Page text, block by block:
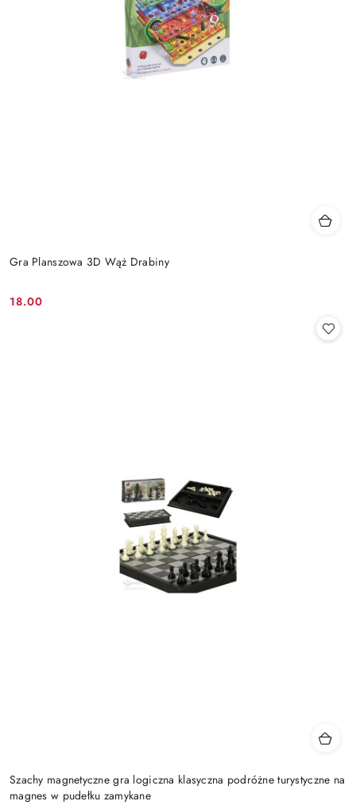
Gra Planszowa 3D Wąż Drabiny
Cena:
18.00
Szachy magnetyczne gra logiczna klasyczna podróżne turystyczne na
magnes w pudełku zamykane